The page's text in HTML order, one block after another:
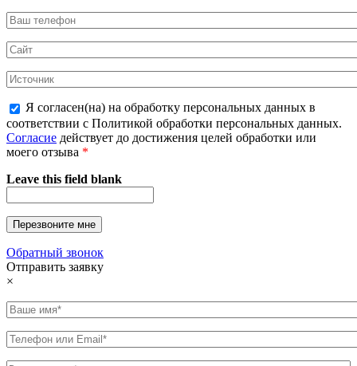
Я согласен(на) на обработку персональных данных в
соответствии с Политикой обработки персональных данных.
Согласие действует до достижения целей обработки или
моего отзыва *
Leave this field blank
Обратный звонок
Отправить заявку
×